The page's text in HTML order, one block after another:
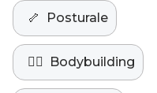
🦴 Posturale
🏋️‍♀️ Bodybuilding